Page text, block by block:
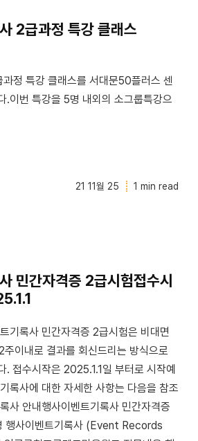
2급과정 특강 클래스
정 특강 클래스를 서대문50플러스 센
.이번 특강을 5명 내외의 소그룹특강으
21 11월 25 1 min read
민간자격증 2급시험접수시
기록사 민간자격증 2급시험은 비대면
이내로 결과를 회신드리는 방식으로
. 접수시작은 2025.1.1일 부터로 시작예
록사에 대한 자세한 사항는 다음을 참조
사 안내행사이벤트기록사 민간자격증
행사이벤트기록사 (Event Records